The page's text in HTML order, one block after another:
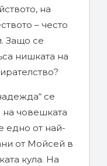
на
– често
Защо се
нишката на
се
човешката
едно от най-
от Мойсей в
кула. На